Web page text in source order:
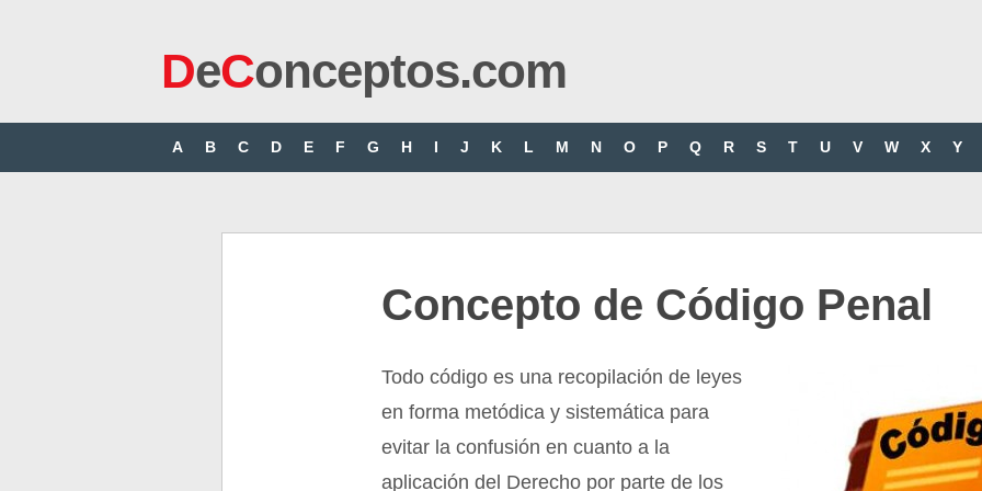
DeConceptos.com
A B C D E F G H I J K L M N O P Q R S T U V W X Y
Concepto de Código Penal
Todo código es una recopilación de leyes
en forma metódica y sistemática para
evitar la confusión en cuanto a la
aplicación del Derecho por parte de los